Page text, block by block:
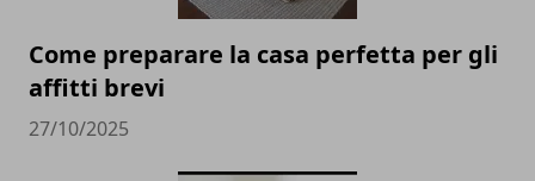
Come preparare la casa perfetta per gli
affitti brevi
27/10/2025